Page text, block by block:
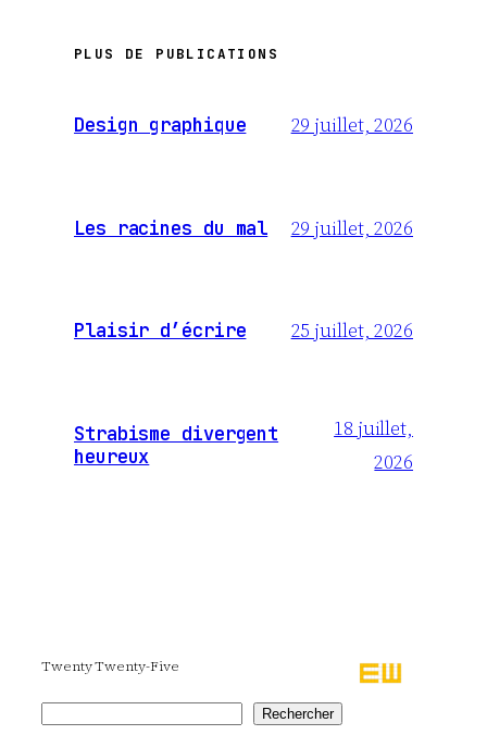
PLUS DE PUBLICATIONS
Design graphique 29 juillet, 2026
Les racines du mal 29 juillet, 2026
Plaisir d’écrire 25 juillet, 2026
Strabisme divergent
heureux
18 juillet,
2026
Twenty Twenty-Five
Rechercher Rechercher